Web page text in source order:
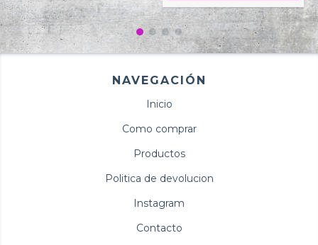
NAVEGACIÓN
Inicio
Como comprar
Productos
Politica de devolucion
Instagram
Contacto